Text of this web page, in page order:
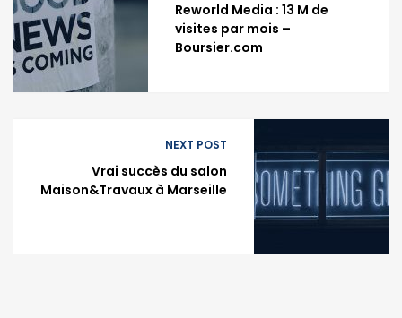
Reworld Media : 13 M de
visites par mois –
Boursier.com
NEXT POST
Vrai succès du salon
Maison&Travaux à Marseille